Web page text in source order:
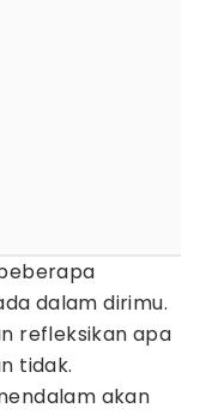
dalam dirimu.
refleksikan apa
tidak.
akan